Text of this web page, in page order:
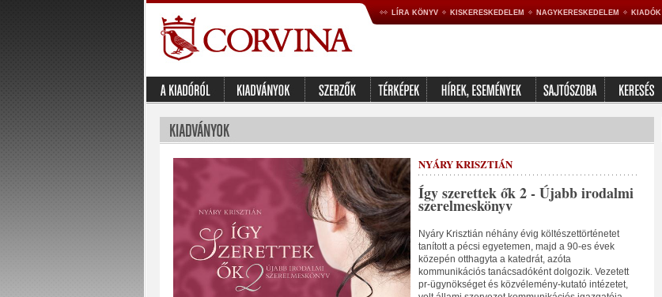
LÍRA KÖNYV KISKERESKEDELEM NAGYKERESKEDELEM KIADÓK
NYÁRY KRISZTIÁN
Így szerettek ők 2 - Újabb irodalmi
szerelmeskönyv
Nyáry Krisztián néhány évig költészettörténetet
tanított a pécsi egyetemen, majd a 90-es évek
közepén otthagyta a katedrát, azóta
kommunikációs tanácsadóként dolgozik. Vezetett
pr-ügynökséget és közvélemény-kutató intézetet,